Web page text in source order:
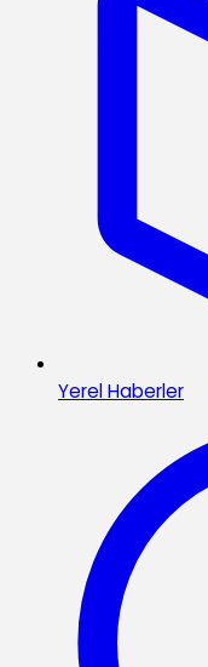
Yerel Haberler